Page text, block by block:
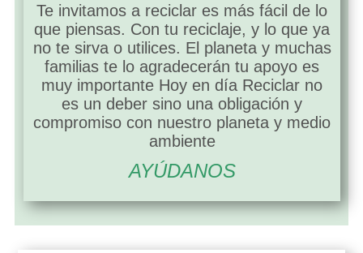
Te invitamos a reciclar es más fácil de lo
que piensas. Con tu reciclaje, y lo que ya
no te sirva o utilices. El planeta y muchas
familias te lo agradecerán tu apoyo es
muy importante Hoy en día Reciclar no
es un deber sino una obligación y
compromiso con nuestro planeta y medio
ambiente
AYÚDANOS